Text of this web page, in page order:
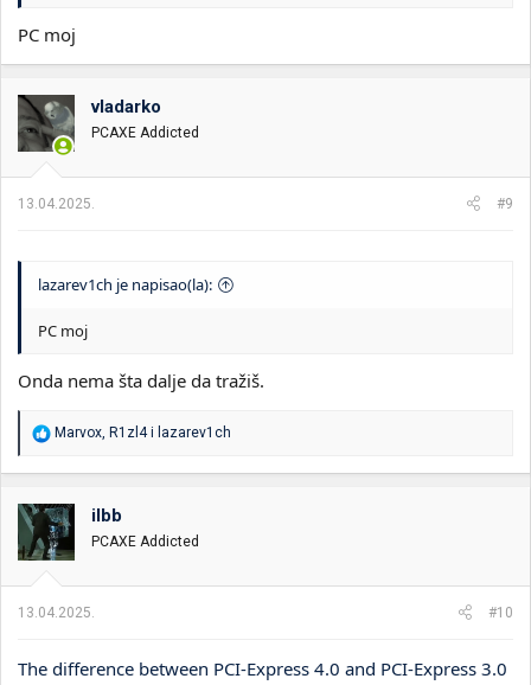
PC moj
vladarko
PCAXE Addicted
13.04.2025. #9
lazarev1ch je napisao(la):
PC moj
Onda nema šta dalje da tražiš.
R
o
v
a
n
:
Marvox R1zl4i lazarev1ch
ilbb
PCAXE Addicted
13.04.2025. #10
The difference between PCI-Express 4.0 and PCI-Express 3.0